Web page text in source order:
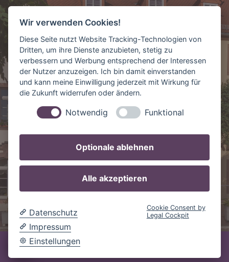
Frau Haike Schmidt
Markt 3
04703 Leisnig
Tel.: 034321 12173
0173 5793775 / 0151 17120138
© Gästehaus am Markt • Markt 3 • 04703 Leisnig
die Hotelhomepage
Cookie-Einstellungen ändern
Wir verwenden Cookies!
Diese Seite nutzt Website Tracking-Technologien von
Dritten, um ihre Dienste anzubieten, stetig zu
verbessern und Werbung entsprechend der Interessen
der Nutzer anzuzeigen. Ich bin damit einverstanden
und kann meine Einwilligung jederzeit mit Wirkung für
die Zukunft widerrufen oder ändern.
Notwendig Funktional
Optionale ablehnen
Alle akzeptieren
Datenschutz
Impressum
Einstellungen
Cookie Consent by
Legal Cockpit